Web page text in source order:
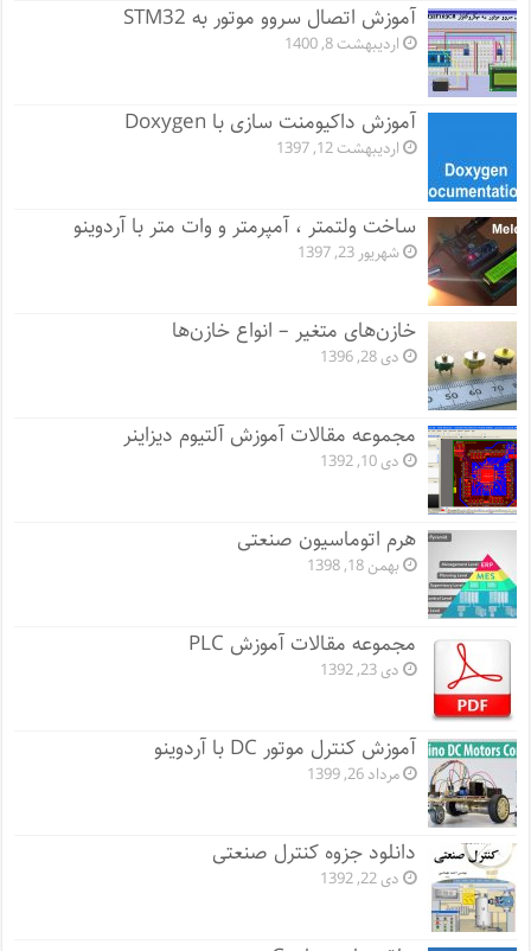
آموزش اتصال سروو موتور به STM32
اردیبهشت 8, 1400
آموزش داکیومنت سازی با Doxygen
اردیبهشت 12, 1397
ساخت ولتمتر ، آمپرمتر و وات متر با آردوینو
شهریور 23, 1397
خازن‌های متغیر – انواع خازن‌ها
دی 28, 1396
مجموعه مقالات آموزش آلتیوم دیزاینر
دی 10, 1392
هرم اتوماسیون صنعتی
بهمن 18, 1398
مجموعه مقالات آموزش PLC
دی 23, 1392
آموزش کنترل موتور DC با آردوینو
مرداد 26, 1399
دانلود جزوه کنترل صنعتی
دی 22, 1392